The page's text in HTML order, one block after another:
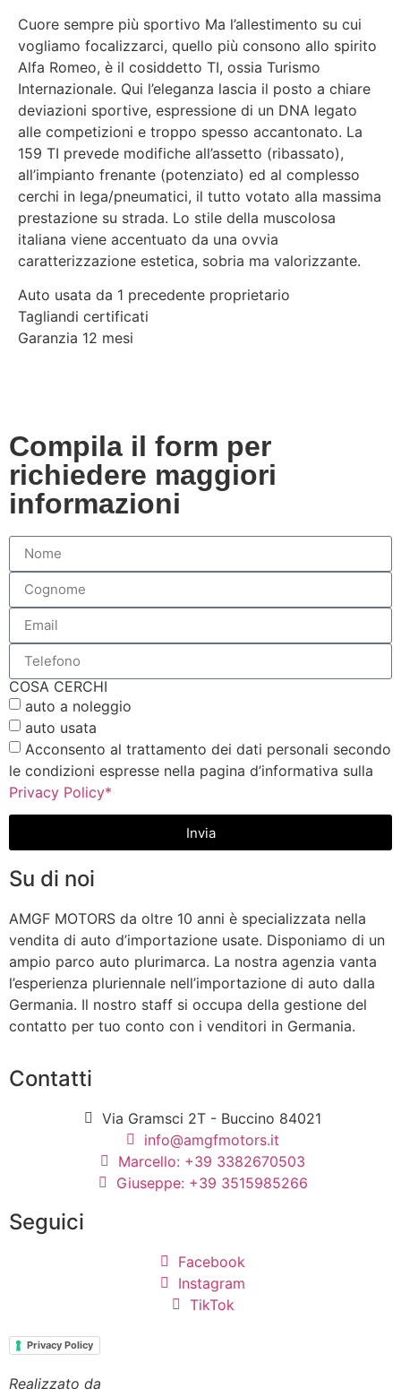
Cuore sempre più sportivo Ma l’allestimento su cui
vogliamo focalizzarci, quello più consono allo spirito
Alfa Romeo, è il cosiddetto TI, ossia Turismo
Internazionale. Qui l’eleganza lascia il posto a chiare
deviazioni sportive, espressione di un DNA legato
alle competizioni e troppo spesso accantonato. La
159 TI prevede modifiche all’assetto (ribassato),
all’impianto frenante (potenziato) ed al complesso
cerchi in lega/pneumatici, il tutto votato alla massima
prestazione su strada. Lo stile della muscolosa
italiana viene accentuato da una ovvia
caratterizzazione estetica, sobria ma valorizzante.
Auto usata da 1 precedente proprietario
Tagliandi certificati
Garanzia 12 mesi
Compila il form per
richiedere maggiori
informazioni
COSA CERCHI
auto a noleggio
auto usata
Acconsento al trattamento dei dati personali secondo
le condizioni espresse nella pagina d’informativa sulla
Privacy Policy*
Invia
Su di noi
AMGF MOTORS da oltre 10 anni è specializzata nella
vendita di auto d’importazione usate. Disponiamo di un
ampio parco auto plurimarca. La nostra agenzia vanta
l’esperienza pluriennale nell’importazione di auto dalla
Germania. Il nostro staff si occupa della gestione del
contatto per tuo conto con i venditori in Germania.
Contatti
Via Gramsci 2T - Buccino 84021
info@amgfmotors.it
Marcello: +39 3382670503
Giuseppe: +39 3515985266
Seguici
Facebook
Instagram
TikTok
Privacy Policy
Realizzato da